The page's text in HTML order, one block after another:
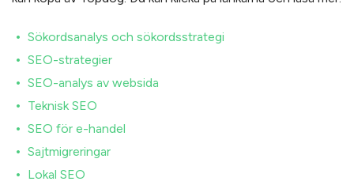
Sökordsanalys och sökordsstrategi
SEO-strategier
SEO-analys av websida
Teknisk SEO
SEO för e-handel
Sajtmigreringar
Lokal SEO